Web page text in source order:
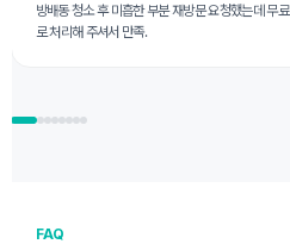
방배동 청소 후 미흡한 부분 재방문 요청했는데 무료
로 처리해 주셔서 만족.
FAQ